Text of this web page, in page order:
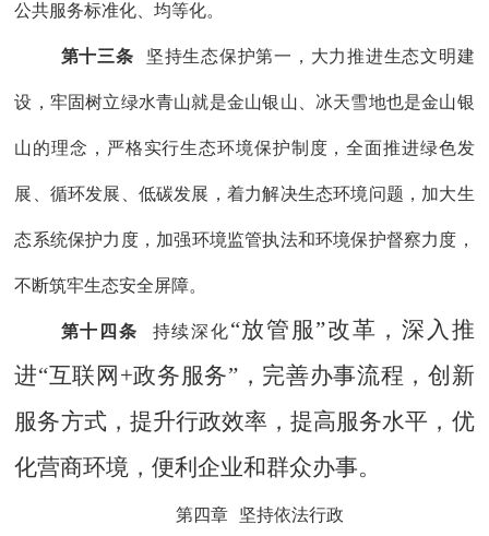
公共服务标准化、均等化。
第十三条 坚持生态保护第一， 大力推进生态文明建
设， 牢固树立绿水青山就是金山银山、冰天雪地也是金山银
山的理念， 严格实行生态环境保护制度，全面推进绿色发
展、循环发展、低碳发展，着力解决生态环境问题，加大生
态系统保护力度， 加强环境监管执法和环境保护督察力度，
不断筑牢生态安全屏障。
第十四条 持续深化“放管服”改革，深入推
进“互联网+政务服务”，完善办事流程，创新
服务方式，提升行政效率，提高服务水平，优
化营商环境，便利企业和群众办事。
第四章 坚持依法行政